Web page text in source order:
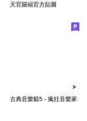
天官賜福官方貼圖
古典音樂貓5 - 瘋狂音樂家